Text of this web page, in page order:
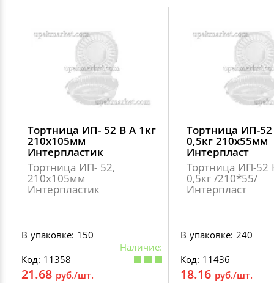
Тортница ИП- 52 В А 1кг
210х105мм
Интерпластик
Тортница ИП- 52,
210х105мм
Интерпластик
В упаковке: 150
Наличие:
Код: 11358
21.68 руб./шт.
Тортница ИП-
0,5кг 210х55мм
Интерпласт
Тортница ИП-52
0,5кг /210*55/
Интерпласт
В упаковке: 240
Код: 11436
18.16 руб./шт.